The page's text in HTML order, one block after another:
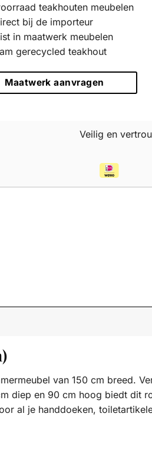
teakhouten meubelen
bij de importeur
in maatwerk meubelen
gerecycled teakhout
Maatwerk aanvragen
Veilig en
van 150 cm breed.
diep en 90 cm hoog biedt dit
al je handdoeken,